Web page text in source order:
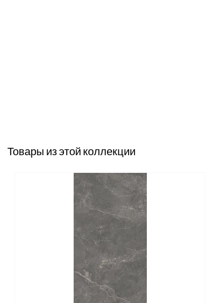
Товары из этой коллекции